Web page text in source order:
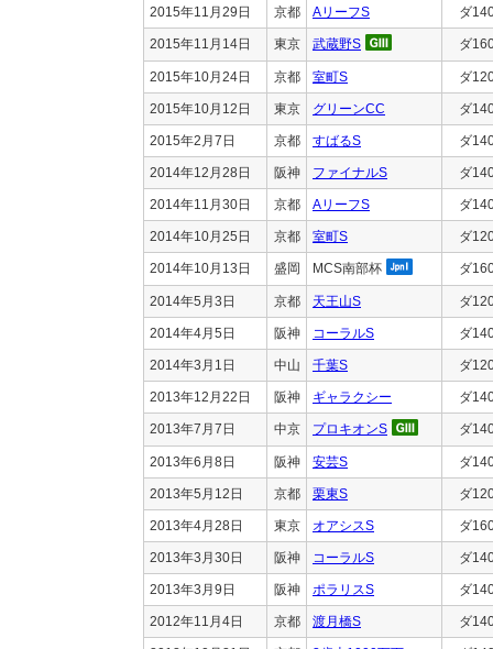
2015年11月29日 京都 AリーフS ダ
2015年11月14日 東京 武蔵野S ダ
2015年10月24日 京都 室町S ダ
2015年10月12日 東京 グリーンCC ダ
2015年2月7日 京都 すばるS ダ
2014年12月28日 阪神 ファイナルS ダ
2014年11月30日 京都 AリーフS ダ
2014年10月25日 京都 室町S ダ
2014年10月13日 盛岡 MCS南部杯 ダ
2014年5月3日 京都 天王山S ダ
2014年4月5日 阪神 コーラルS ダ
2014年3月1日 中山 千葉S ダ
2013年12月22日 阪神 ギャラクシー ダ
2013年7月7日 中京 プロキオンS ダ
2013年6月8日 阪神 安芸S ダ
2013年5月12日 京都 栗東S ダ
2013年4月28日 東京 オアシスS ダ
2013年3月30日 阪神 コーラルS ダ
2013年3月9日 阪神 ポラリスS ダ
2012年11月4日 京都 渡月橋S ダ